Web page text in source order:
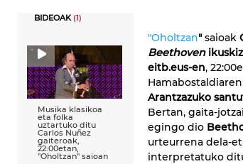
BIDEOAK(1)
Musika klasikoa
eta folka
uztartuko ditu
Carlos Nuñez
gaiteroak,
22:00etan,
''Oholtzan'' saioan
"Oholtzan"saioak
Beethoven
eitb.eus-en,
Arantzazuko
Bertan, gaita-
egingo dio
urteurrena dela-
interpretatuko